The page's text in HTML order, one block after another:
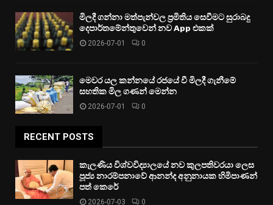
මිලදී ගන්නා මත්පැන්වල ප්‍රමිතිය සෙවීමට සුරාබදු
දෙපාර්තමේන්තුවෙන් නව App එකක්
2026-07-01 0
මෙවර යල කන්නයේ රජයේ වී මිලදී ගැනීමේ
සහතික මිල ගණන් මෙන්න
2026-07-01 0
RECENT POSTS
කැලණිය විශ්වවිද්‍යාලයේ නව කුලපතිවරයා ලෙස
පූජ්‍ය නාරම්පනාවේ ආනන්ද අනුනායක හිමිපාණන්
පත් කෙරේ
2026-07-03 0